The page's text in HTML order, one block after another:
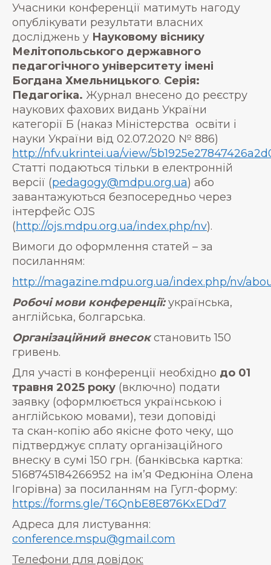
Учасники конференції матимуть нагоду
опублікувати результати власних
досліджень у Науковому віснику
Мелітопольського державного
педагогічного університету імені
Богдана Хмельницького. Серія:
Педагогіка. Журнал внесено до реєстру
наукових фахових видань України
категорії Б (наказ Міністерства освіти і
науки України від 02.07.2020 № 886)
http://nfv.ukrintei.ua/view/
Статті подаються тільки в електронній
версії (pedagogy@mdpu.org.ua) або
завантажуються безпосередньо через
інтерфейс OJS
(http://ojs.mdpu.org.ua/index.php/nv).
Вимоги до оформлення статей – за
посиланням:
http://magazine.mdpu.org.ua/index.php/nv/
Робочі мови конференції:українська,
англійська, болгарська.
Організаційний внесокстановить 150
гривень.
Для участі в конференції необхідно до 01
травня 2025 року (включно) подати
заявку (оформлюється українською і
англійською мовами), тези доповіді
та скан-копію або якісне фото чеку, що
підтверджує сплату організаційного
внеску в сумі 150 грн. (банківська картка:
5168745184266952 на ім’я Федюніна Олена
Ігорівна) за посиланням на Гугл-форму:
https://forms.gle/T6QnbE8E876KxEDd7
Адреса для листування:
conference.mspu@gmail.com
Телефони для довідок: